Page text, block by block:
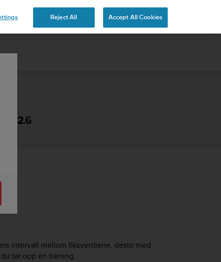
- 2.6
intervall mellom fiksverdiene, desto med
tar opp en trening.
Reject All Accept All Cookies